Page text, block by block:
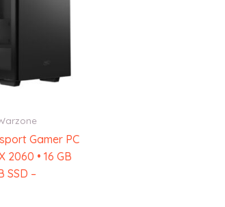
Gamer PC
2060 • 16 GB
SSD –